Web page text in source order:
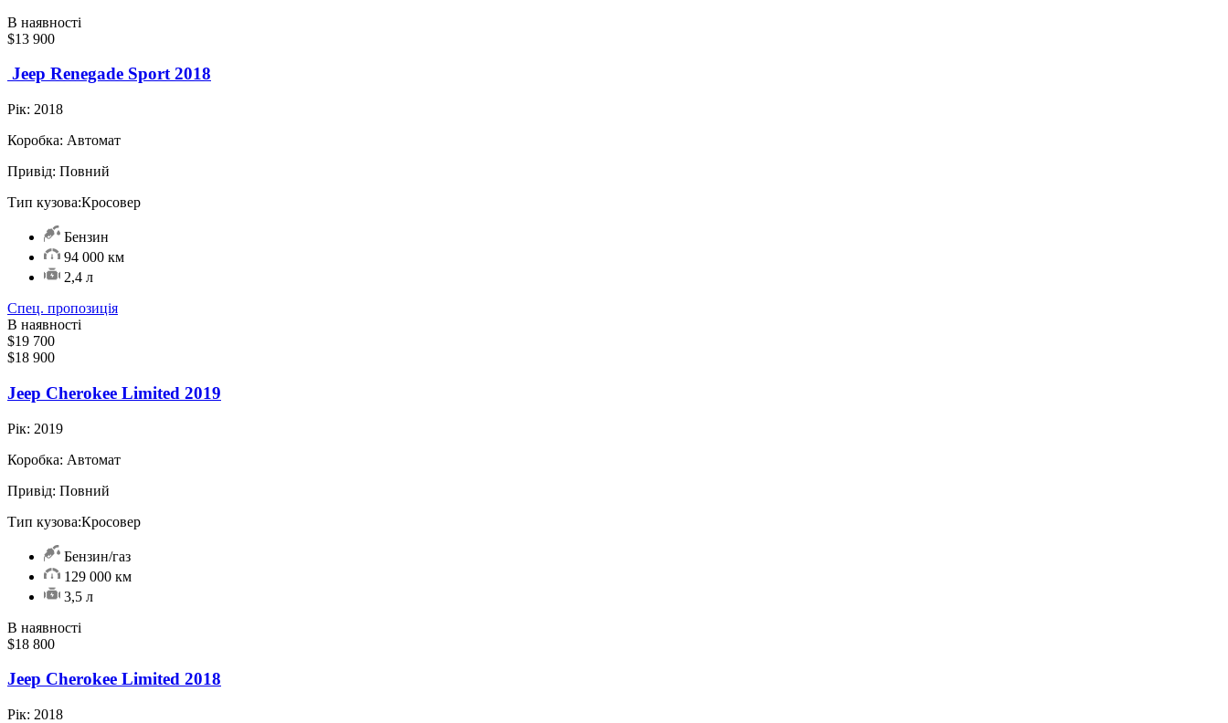
В наявності
$13 900
Jeep Renegade Sport 2018
Рік: 2018
Коробка: Автомат
Привід: Повний
Тип кузова:Кросовер
Бензин
94 000 км
2,4 л
Спец. пропозиція
В наявності
$19 700
$18 900
Jeep Cherokee Limited 2019
Рік: 2019
Коробка: Автомат
Привід: Повний
Тип кузова:Кросовер
Бензин/газ
129 000 км
3,5 л
В наявності
$18 800
Jeep Cherokee Limited 2018
Рік: 2018